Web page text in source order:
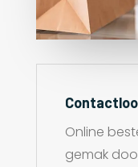
Online
gemak